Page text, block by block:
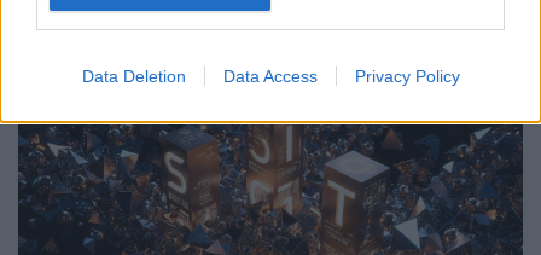
Data Deletion Data Access Privacy Policy